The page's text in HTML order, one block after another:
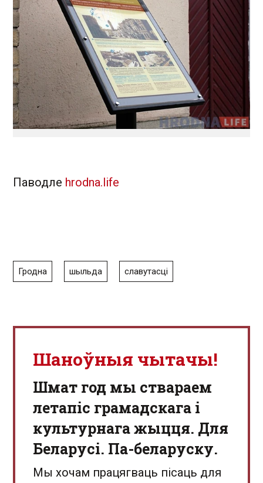
Паводле hrodna.life
Гродна шыльда славутасці
Шаноўныя чытачы!
Шмат год мы ствараем
летапіс грамадскага і
культурнага жыцця. Для
Беларусі. Па-беларуску.
Мы хочам працягваць пісаць для